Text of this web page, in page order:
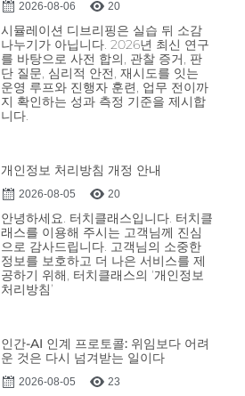
2026-08-06 20
시뮬레이션 디브리핑은 실습 뒤 소감
나누기가 아닙니다. 2026년 최신 연구
를 바탕으로 사전 합의, 관찰 증거, 판
단 질문, 심리적 안전, 재시도를 잇는
운영 루프와 진행자 훈련, 업무 전이까
지 확인하는 성과 측정 기준을 제시합
니다.
개인정보 처리방침 개정 안내
2026-08-05 20
안녕하세요. 터치클래스입니다. 터치클
래스를 이용해 주시는 고객님께 진심
으로 감사드립니다. 고객님의 소중한
정보를 보호하고 더 나은 서비스를 제
공하기 위해, 터치클래스의 ‘개인정보
처리방침’
인간-AI 인계 프로토콜: 위임보다 어려
운 것은 다시 넘겨받는 일이다
2026-08-05 23